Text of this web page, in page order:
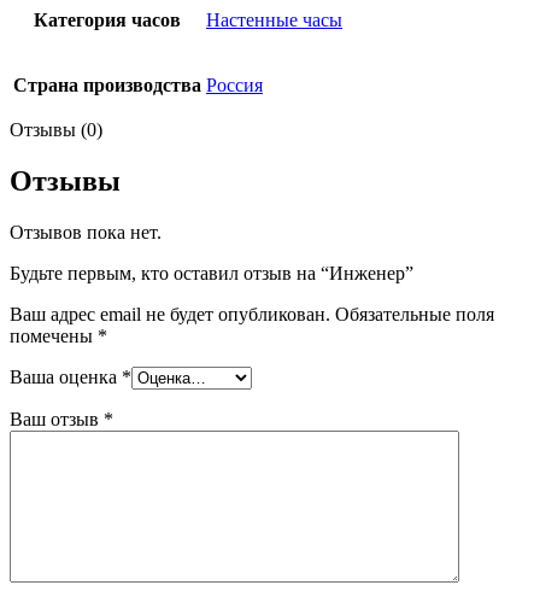
Категория часов Настенные часы
Страна производства Россия
Отзывы (0)
Отзывы
Отзывов пока нет.
Будьте первым, кто оставил отзыв на “Инженер”
Ваш адрес email не будет опубликован. Обязательные поля
помечены *
Ваша оценка *
Ваш отзыв *